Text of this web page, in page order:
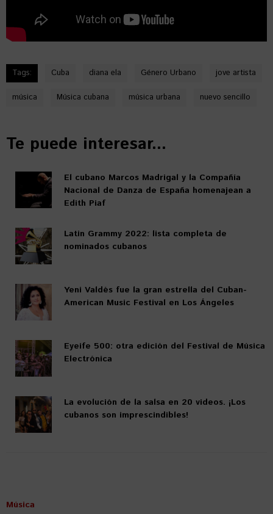
Tags: Cuba diana ela Género Urbano jove artista
música Música cubana música urbana nuevo sencillo
Te puede interesar...
El cubano Marcos Madrigal y la Compañía
Nacional de Danza de España homenajean a
Edith Piaf
Latin Grammy 2022: lista completa de
nominados cubanos
Yeni Valdés fue la gran estrella del Cuban-
American Music Festival en Los Ángeles
Eyeife 500: otra edición del Festival de Música
Electrónica
La evolución de la salsa en 20 videos. ¡Los
cubanos son imprescindibles!
Música